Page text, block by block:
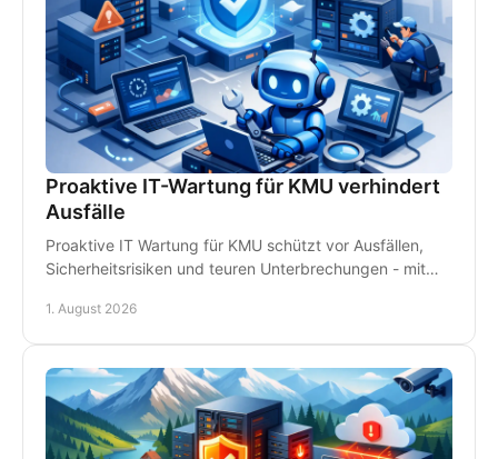
Proaktive IT-Wartung für KMU verhindert
Ausfälle
Proaktive IT Wartung für KMU schützt vor Ausfällen,
Sicherheitsrisiken und teuren Unterbrechungen - mit
1. August 2026